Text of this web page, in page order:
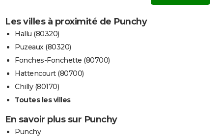
Les villes à proximité de Punchy
Hallu (80320)
Puzeaux (80320)
Fonches-Fonchette (80700)
Hattencourt (80700)
Chilly (80170)
Toutes les villes
En savoir plus sur Punchy
Punchy